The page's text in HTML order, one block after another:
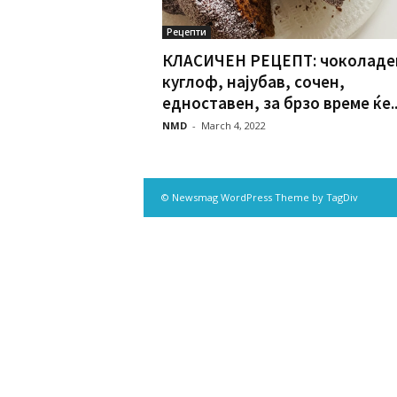
Рецепти
КЛАСИЧЕН РЕЦЕПТ:
куглоф, најубав, сочен,
едноставен, за брзо време
NMD - March 4, 2022
© Newsmag WordPress Theme by TagDiv